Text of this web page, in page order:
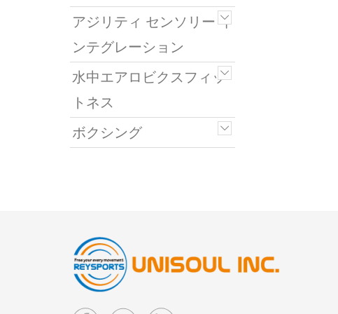
アジリティ センソリー イ
ンテグレーション
水中エアロビクスフィッ
トネス
ボクシング